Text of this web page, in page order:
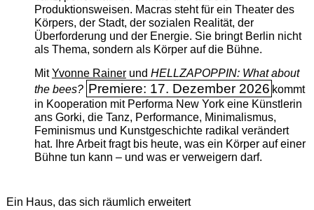
Produktionsweisen. Macras steht für ein Theater des
Körpers, der Stadt, der sozialen Realität, der
Überforderung und der Energie. Sie bringt Berlin nicht
als Thema, sondern als Körper auf die Bühne.
MitYvonne Rainerund HELLZAPOPPIN: What about
the bees? Premiere: 17. Dezember 2026 kommt
in Kooperation mit Performa New York eine Künstlerin
ans Gorki, die Tanz, Performance, Minimalismus,
Feminismus und Kunstgeschichte radikal verändert
hat. Ihre Arbeit fragt bis heute, was ein Körper auf einer
Bühne tun kann – und was er verweigern darf.
Ein Haus, das sich räumlich erweitert